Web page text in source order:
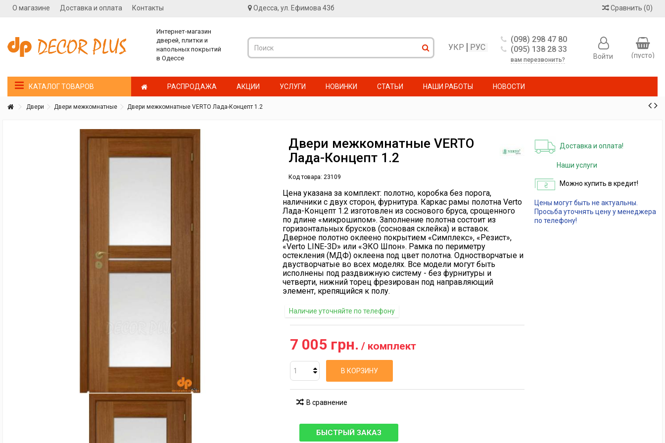
О магазине Доставка и оплата Контакты Одесса, ул. Ефимова 43б Сравнить (0)
Интернет-магазин
дверей, плитки и
напольных покрытий
в Одессе
(пусто)
РУС
УКР
(098) 298 47 80
(095) 138 28 33
вам перезвонить? Войти
КАТАЛОГ ТОВАРОВ РАСПРОДАЖА АКЦИИ УСЛУГИ НОВИНКИ СТАТЬИ НАШИ РАБОТЫ НОВОСТИ
Двери Двери межкомнатные Двери межкомнатные VERTO Лада-Концепт 1.2
Двери межкомнатные VERTO
Лада-Концепт 1.2
Код товара: 23109
Цена указана за комплект: полотно, коробка без порога,
наличники с двух сторон, фурнитура. Каркас рамы полотна Verto
Лада-Концепт 1.2 изготовлен из соснового бруса, срощенного
по длине «микрошипом». Заполнение полотна состоит из
горизонтальных брусков (сосновая склейка) и вставок.
Дверное полотно оклеено покрытием «Симплекс», «Резист»,
«Verto LINE-3D» или «ЭКО Шпон». Рамка по периметру
остекления (МДФ) оклеена под цвет полотна. Одностворчатые и
двустворчатые во всех моделях. Все модели могут быть
исполнены под раздвижную систему - без фурнитуры и
четверти, нижний торец фрезирован под направляющий
элемент, крепящийся к полу.
Наличие уточняйте по телефону
7 005 грн. / комплект
В КОРЗИНУ
В сравнение
БЫСТРЫЙ ЗАКАЗ
Доставка и оплата!
Наши услуги
Можно купить в кредит!
Цены могут быть не актуальны.
Просьба уточнять цену у менеджера
по телефону!